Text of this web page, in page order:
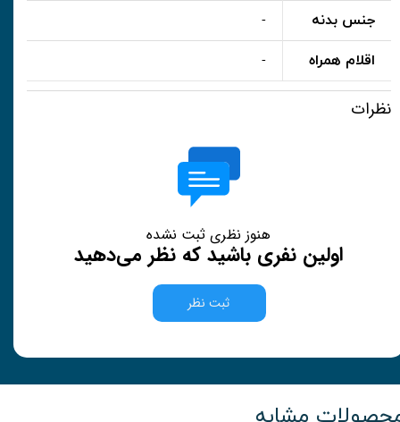
جنس بدنه -
اقلام همراه -
نظرات
هنوز نظری ثبت نشده
اولین نفری باشید که نظر می‌دهید
ثبت نظر